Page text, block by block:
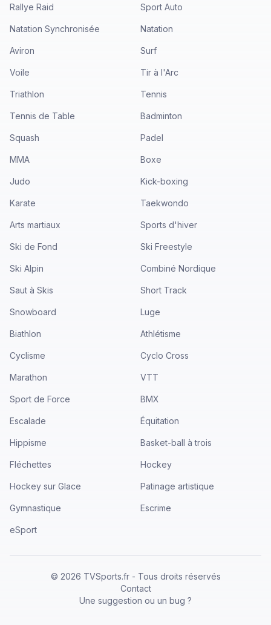
Rallye Raid Sport Auto
Natation Synchronisée Natation
Aviron Surf
Voile Tir à l'Arc
Triathlon Tennis
Tennis de Table Badminton
Squash Padel
MMA Boxe
Judo Kick-boxing
Karate Taekwondo
Arts martiaux Sports d'hiver
Ski de Fond Ski Freestyle
Ski Alpin Combiné Nordique
Saut à Skis Short Track
Snowboard Luge
Biathlon Athlétisme
Cyclisme Cyclo Cross
Marathon VTT
Sport de Force BMX
Escalade Équitation
Hippisme Basket-ball à trois
Fléchettes Hockey
Hockey sur Glace Patinage artistique
Gymnastique Escrime
eSport
© 2026 TVSports.fr - Tous droits réservés
Contact
Une suggestion ou un bug ?